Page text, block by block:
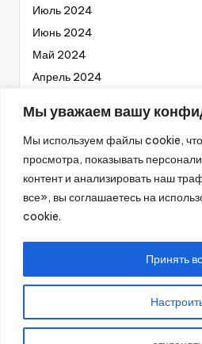
Мы уважаем вашу
Мы используем файлы cookie,
просмотра, показывать
контент и анализировать наш
все», вы соглашаетесь на
cookie.
Принять
Июль 2024
Июнь 2024
Май 2024
Апрель 2024
Февраль 2024
Январь 2024
Декабрь 2023
Октябрь 2023
2026 —Промышленное